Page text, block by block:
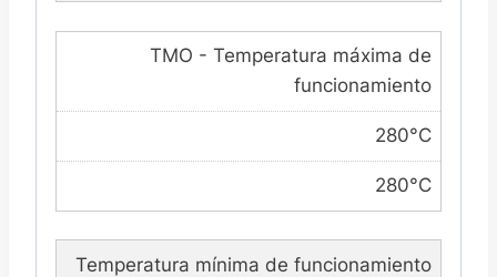
TMO - Temperatura máxima de
funcionamiento
280°C
280°C
Temperatura mínima de funcionamiento